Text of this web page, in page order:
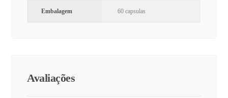
Embalagem 60 capsulas
Avaliações